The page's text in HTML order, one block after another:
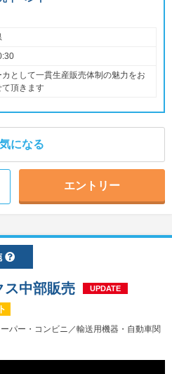
として一貫生産販売体制の魅力をお
て頂きます
気になる
エントリー
パー・コンビニ／輸送用機器・自動車関
ス中部販売 UPDATE